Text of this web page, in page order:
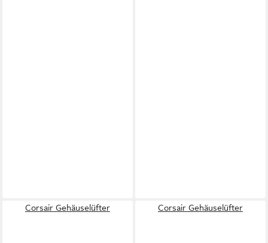
Corsair Gehäuselüfter Corsair Gehäuselüfter